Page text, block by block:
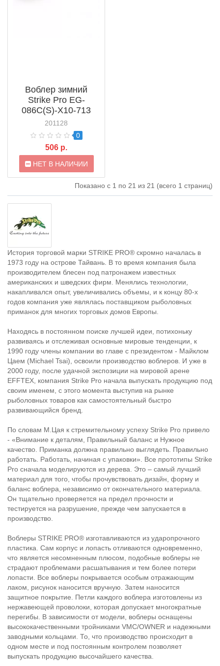
Воблер зимний
Strike Pro EG-
086C(S)-X10-713
201128
0
506 р.
НЕТ В НАЛИЧИИ
Показано с 1 по 21 из 21 (всего 1 страниц)
История торговой марки STRIKE PRO® скромно началась в
1973 году на острове Тайвань. В то время компания была
производителем блесен под патронажем известных
американских и шведских фирм. Менялись технологии,
накапливался опыт, увеличивались объемы, и к концу 80-х
годов компания уже являлась поставщиком рыболовных
приманок для многих торговых домов Европы.
Находясь в постоянном поиске лучшей идеи, потихоньку
развиваясь и отслеживая основные мировые тенденции, к
1990 году члены компании во главе с президентом - Майклом
Цаем (Michael Tsai), освоили производство воблеров. И уже в
2000 году, после удачной экспозиции на мировой арене
EFFTEX, компания Strike Pro начала выпускать продукцию под
своим именем, с этого момента выступив на рынке
рыболовных товаров как самостоятельный быстро
развивающийся бренд.
По словам М.Цая к стремительному успеху Strike Pro привело
- «Внимание к деталям, Правильный баланс и Нужное
качество. Приманка должна правильно выглядеть. Правильно
работать. Работать, начиная с упаковки». Все прототипы Strike
Pro сначала моделируются из дерева. Это – самый лучший
материал для того, чтобы прочувствовать дизайн, форму и
баланс воблера, независимо от окончательного материала.
Он тщательно проверяется на предел прочности и
тестируется на разрушение, прежде чем запускается в
производство.
Воблеры STRIKE PRO® изготавливаются из ударопрочного
пластика. Сам корпус и лопасть отливаются одновременно,
что является несомненным плюсом, подобные воблеры не
страдают проблемами расшатывания и тем более потери
лопасти. Все воблеры покрывается особым отражающим
лаком, рисунок наносится вручную. Затем наносится
защитное покрытие. Петли каждого воблера изготовлены из
нержавеющей проволоки, которая допускает многократные
перегибы. В зависимости от модели, воблеры оснащены
высококачественными тройниками VMC/OWNER и надежными
заводными кольцами. То, что производство происходит в
одном месте и под постоянным контролем позволяет
выпускать продукцию высочайшего качества.